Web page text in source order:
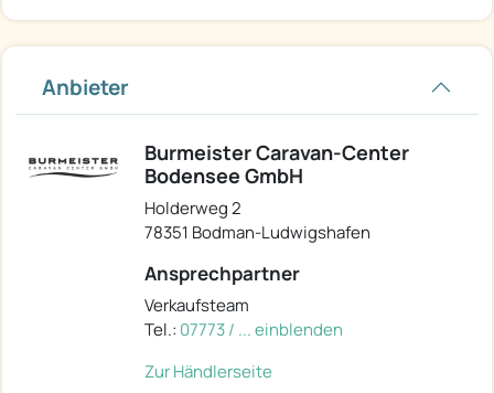
Anbieter
Burmeister Caravan-Center
Bodensee GmbH
Holderweg 2
78351 Bodman-Ludwigshafen
Ansprechpartner
Verkaufsteam
Tel.: 07773 / ... einblenden
Zur Händlerseite